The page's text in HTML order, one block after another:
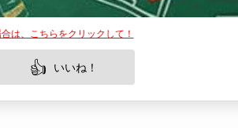
は、こちらをクリックして！
👍 いいね！